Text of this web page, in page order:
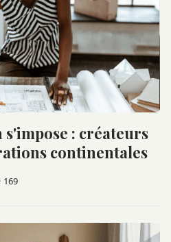
: créateurs
continentales
169